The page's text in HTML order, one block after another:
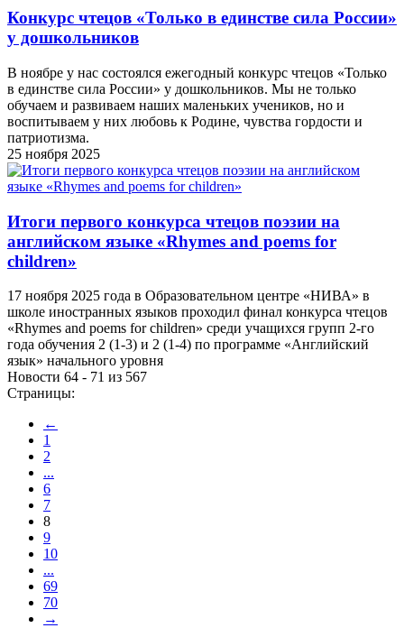
Конкурс чтецов «Только в единстве сила России»
у дошкольников
В ноябре у нас состоялся ежегодный конкурс чтецов «Только
в единстве сила России» у дошкольников. Мы не только
обучаем и развиваем наших маленьких учеников, но и
воспитываем у них любовь к Родине, чувства гордости и
патриотизма.
25 ноября 2025
Итоги первого конкурса чтецов поэзии на
английском языке «Rhymes and poems for
children»
17 ноября 2025 года в Образовательном центре «НИВА» в
школе иностранных языков проходил финал конкурса чтецов
«Rhymes and poems for children» среди учащихся групп 2-го
года обучения 2 (1-3) и 2 (1-4) по программе «Английский
язык» начального уровня
Новости 64 - 71 из 567
Страницы:
←
1
2
...
6
7
8
9
10
...
69
70
→